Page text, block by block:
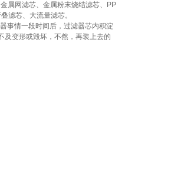
属网滤芯、金属粉末烧结滤芯、PP
滤芯、大流量滤芯。
事情一段时间后，过滤器芯内积淀
及变形或毁坏，不然，再装上去的